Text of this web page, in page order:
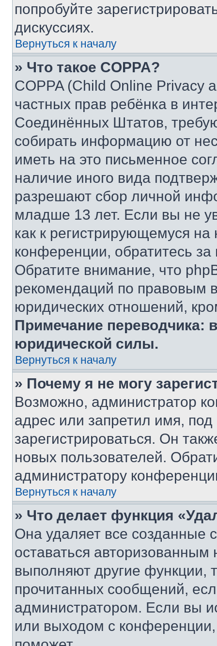
попробуйте
дискуссиях.
Вернуться к началу
» Что такое COPPA?
COPPA (Child Online Privacy
частных прав ребёнка в
Соединённых Штатов,
собирать информацию от
иметь на это письменное
наличие иного вида
разрешают сбор личной
младше 13 лет. Если вы не
как к регистрирующемуся
конференции, обратитесь
Обратите внимание, что
рекомендаций по правовым
юридических отношений,
Примечание переводчика:
юридической силы.
Вернуться к началу
» Почему я не могу
Возможно, администратор
адрес или запретил имя,
зарегистрироваться. Он
новых пользователей.
администратору
Вернуться к началу
» Что делает функция
Она удаляет все созданные
оставаться
выполняют другие функции,
прочитанных сообщений,
администратором. Если вы
или выходом с